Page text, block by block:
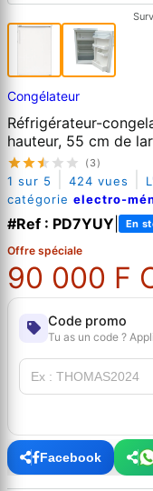
Congélateur
Réfrigérateur-
hauteur, 55 cm de
(3)
1 sur 5 424 vues
catégorie electro-
#Ref : PD7YUY En
Offre spéciale
90 000 F
Code promo
Tu as un code ?
Facebook